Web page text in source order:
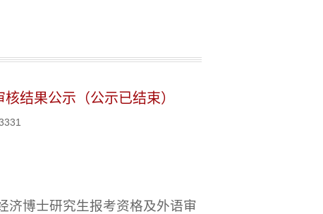
结果公示（公示已结束）
济博士研究生报考资格及外语审